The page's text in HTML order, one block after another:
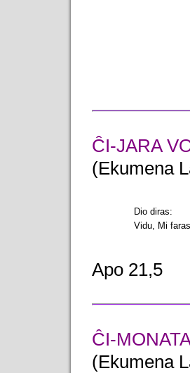
ĈI-JARA
(Ekumena
Dio diras:
Vidu, Mi
Apo 21,5
ĈI-
(Ekumena